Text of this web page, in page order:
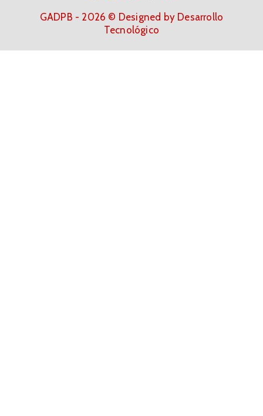
GADPB - 2026 © Designed by Desarrollo
Tecnológico